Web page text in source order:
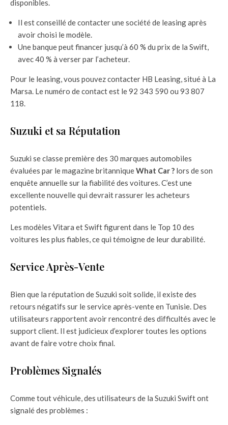
disponibles.
Il est conseillé de contacter une société de leasing après
avoir choisi le modèle.
Une banque peut financer jusqu’à 60 % du prix de la Swift,
avec 40 % à verser par l’acheteur.
Pour le leasing, vous pouvez contacter HB Leasing, situé à La
Marsa. Le numéro de contact est le 92 343 590 ou 93 807
118.
Suzuki et sa Réputation
Suzuki se classe première des 30 marques automobiles
évaluées par le magazine britanniqueWhat Car ? lors de son
enquête annuelle sur la fiabilité des voitures. C’est une
excellente nouvelle qui devrait rassurer les acheteurs
potentiels.
Les modèles Vitara et Swift figurent dans le Top 10 des
voitures les plus fiables, ce qui témoigne de leur durabilité.
Service Après-Vente
Bien que la réputation de Suzuki soit solide, il existe des
retours négatifs sur le service après-vente en Tunisie. Des
utilisateurs rapportent avoir rencontré des difficultés avec le
support client. Il est judicieux d’explorer toutes les options
avant de faire votre choix final.
Problèmes Signalés
Comme tout véhicule, des utilisateurs de la Suzuki Swift ont
signalé des problèmes :